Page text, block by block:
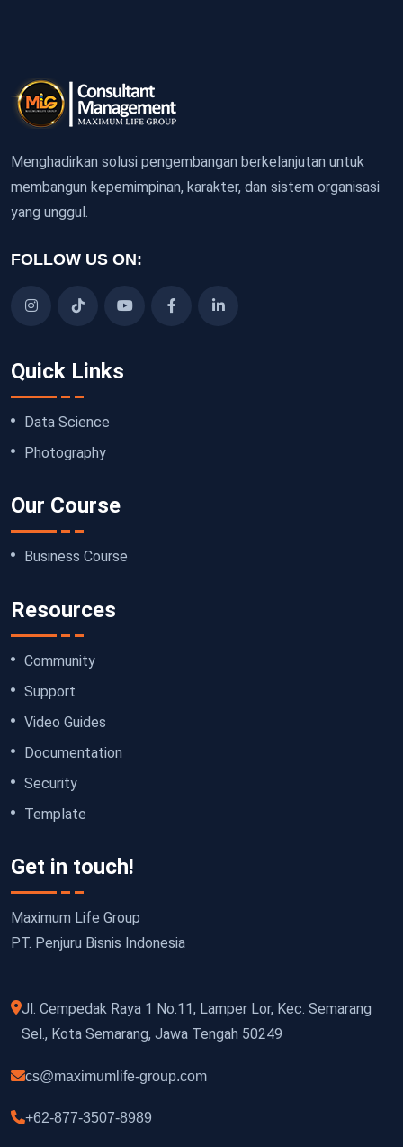
Menghadirkan solusi pengembangan berkelanjutan untuk
membangun kepemimpinan, karakter, dan sistem organisasi
yang unggul.
FOLLOW US ON:
Quick Links
Data Science
Photography
Our Course
Business Course
Resources
Community
Support
Video Guides
Documentation
Security
Template
Get in touch!
Maximum Life Group
PT. Penjuru Bisnis Indonesia
Jl. Cempedak Raya 1 No.11, Lamper Lor, Kec. Semarang
Sel., Kota Semarang, Jawa Tengah 50249
cs@maximumlife-group.com
+62-877-3507-8989